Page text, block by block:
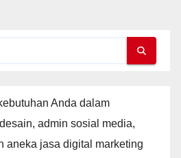
Anda dalam
admin sosial media,
aneka jasa digital marketing